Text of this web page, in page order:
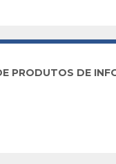
PRODUTOS DE